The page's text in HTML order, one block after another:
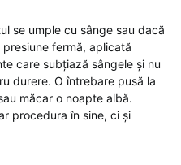
se umple cu sânge sau dacă
fermă, aplicată
care subțiază sângele și nu
durere. O întrebare pusă la
măcar o noapte albă.
procedura în sine, ci și